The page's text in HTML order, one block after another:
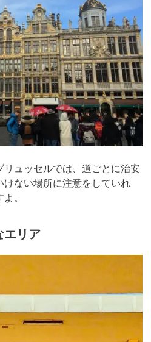
ュッセルでは、道ごとに治安
ない場所に注意をしていれ
。
エリア